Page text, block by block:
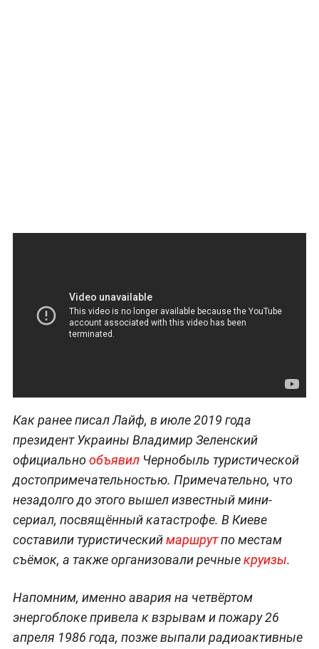
Как ранее писал Лайф, в июле 2019 года
президент Украины Владимир Зеленский
официальнообъявилЧернобыль туристической
достопримечательностью. Примечательно, что
незадолго до этого вышел известный мини-
сериал, посвящённый катастрофе. В Киеве
составили туристическиймаршрутпо местам
съёмок, а также организовали речныекруизы.
Напомним, именно авария на четвёртом
энергоблоке привела к взрывам и пожару 26
апреля 1986 года, позже выпали радиоактивные